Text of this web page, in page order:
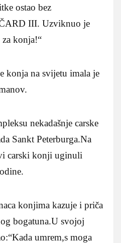
ostao bez
III. Uzviknuo je
za konja!“
konja na svijetu imala je
nekadašnje carske
Sankt Peterburga.Na
carski konji uginuli
konjima kazuje i priča
bogatuna.U svojoj
umrem,s moga